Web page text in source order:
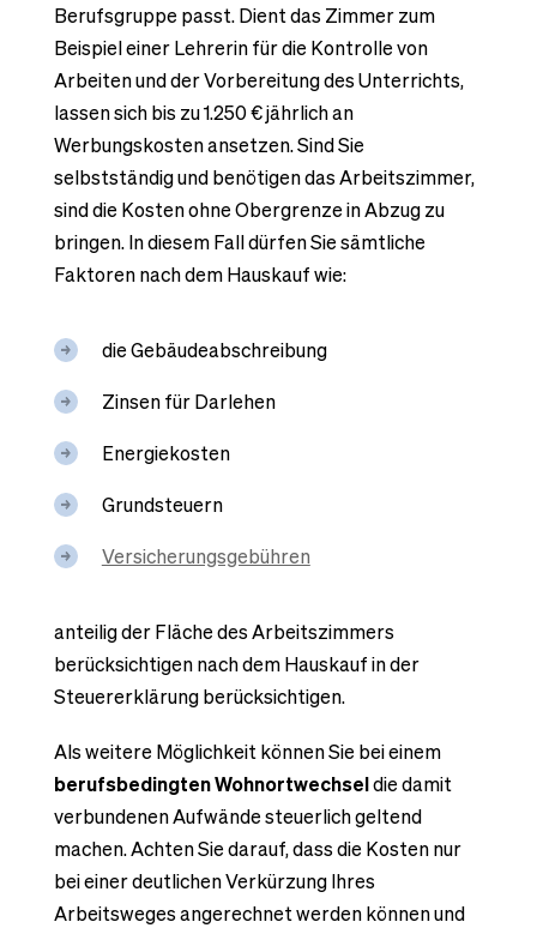
Berufsgruppe passt. Dient das Zimmer zum
Beispiel einer Lehrerin für die Kontrolle von
Arbeiten und der Vorbereitung des Unterrichts,
lassen sich bis zu 1.250 € jährlich an
Werbungskosten ansetzen. Sind Sie
selbstständig und benötigen das Arbeitszimmer,
sind die Kosten ohne Obergrenze in Abzug zu
bringen. In diesem Fall dürfen Sie sämtliche
Faktoren nach dem Hauskauf wie:
die Gebäudeabschreibung
Zinsen für Darlehen
Energiekosten
Grundsteuern
Versicherungsgebühren
anteilig der Fläche des Arbeitszimmers
berücksichtigen nach dem Hauskauf in der
Steuererklärung berücksichtigen.
Als weitere Möglichkeit können Sie bei einem
berufsbedingten Wohnortwechseldie damit
verbundenen Aufwände steuerlich geltend
machen. Achten Sie darauf, dass die Kosten nur
bei einer deutlichen Verkürzung Ihres
Arbeitsweges angerechnet werden können und